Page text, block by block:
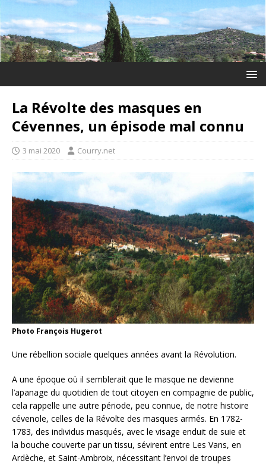
La Révolte des masques en
Cévennes, un épisode mal connu
3 mai 2020 Courry.net
Photo François Hugerot
Une rébellion sociale quelques années avant la Révolution.
A une époque où il semblerait que le masque ne devienne
l’apanage du quotidien de tout citoyen en compagnie de public,
cela rappelle une autre période, peu connue, de notre histoire
cévenole, celles de la Révolte des masques armés. En 1782-
1783, des individus masqués, avec le visage enduit de suie et
la bouche couverte par un tissu, sévirent entre Les Vans, en
Ardèche, et Saint-Ambroix, nécessitant l’envoi de troupes